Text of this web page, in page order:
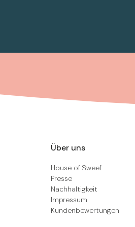
Über uns
House of Sweef
Presse
Nachhaltigkeit
Impressum
Kundenbewertungen